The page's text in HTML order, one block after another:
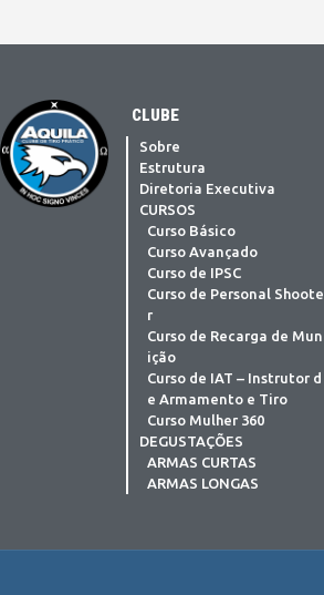
CLUBE
Sobre
Estrutura
Diretoria Executiva
CURSOS
Curso Básico
Curso Avançado
Curso de IPSC
Curso de Personal Shoote
r
Curso de Recarga de Mun
ição
Curso de IAT – Instrutor d
e Armamento e Tiro
Curso Mulher 360
DEGUSTAÇÕES
ARMAS CURTAS
ARMAS LONGAS